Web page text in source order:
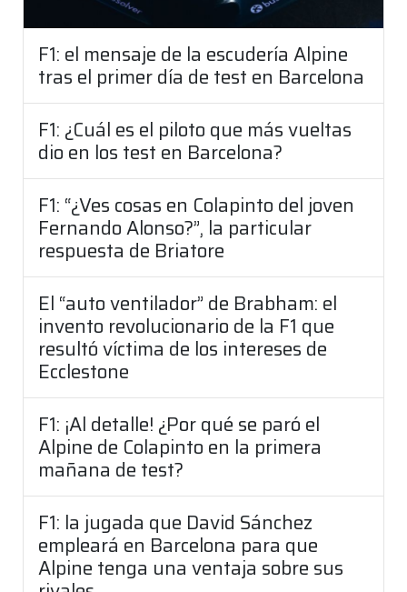
F1: el mensaje de la escudería Alpine
tras el primer día de test en Barcelona
F1: ¿Cuál es el piloto que más vueltas
dio en los test en Barcelona?
F1: “¿Ves cosas en Colapinto del joven
Fernando Alonso?”, la particular
respuesta de Briatore
El “auto ventilador” de Brabham: el
invento revolucionario de la F1 que
resultó víctima de los intereses de
Ecclestone
F1: ¡Al detalle! ¿Por qué se paró el
Alpine de Colapinto en la primera
mañana de test?
F1: la jugada que David Sánchez
empleará en Barcelona para que
Alpine tenga una ventaja sobre sus